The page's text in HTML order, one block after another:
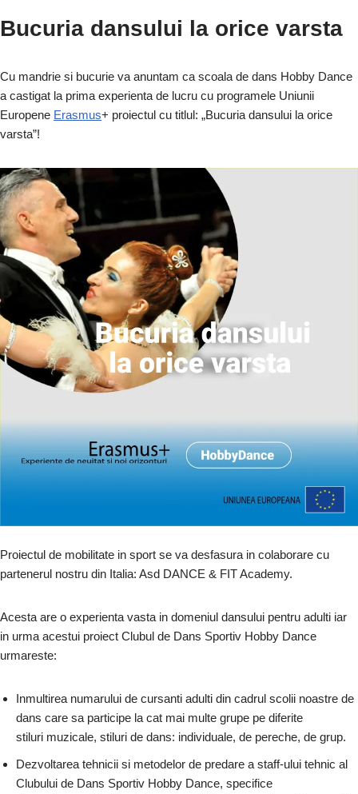
c
b
o
o
k
k
dI
n
d
t
tt
at
A
p
e
a
m
p
Li
n
ta
a
z
Bucuria dansului la orice varsta
Cu mandrie si bucurie va anuntam ca scoala de dans Hobby Dance
a castigat la prima experienta de lucru cu programele Uniunii
Europene Erasmus+ proiectul cu titlul: „Bucuria dansului la orice
varsta”!
Proiectul de mobilitate in sport se va desfasura in colaborare cu
partenerul nostru din Italia: Asd DANCE & FIT Academy.
Acesta are o experienta vasta in domeniul dansului pentru adulti iar
in urma acestui proiect Clubul de Dans Sportiv Hobby Dance
urmareste:
Inmultirea numarului de cursanti adulti din cadrul scolii noastre de
dans care sa participe la cat mai multe grupe pe diferite
stiluri muzicale, stiluri de dans: individuale, de pereche, de grup.
Dezvoltarea tehnicii si metodelor de predare a staff-ului tehnic al
Clubului de Dans Sportiv Hobby Dance, specifice